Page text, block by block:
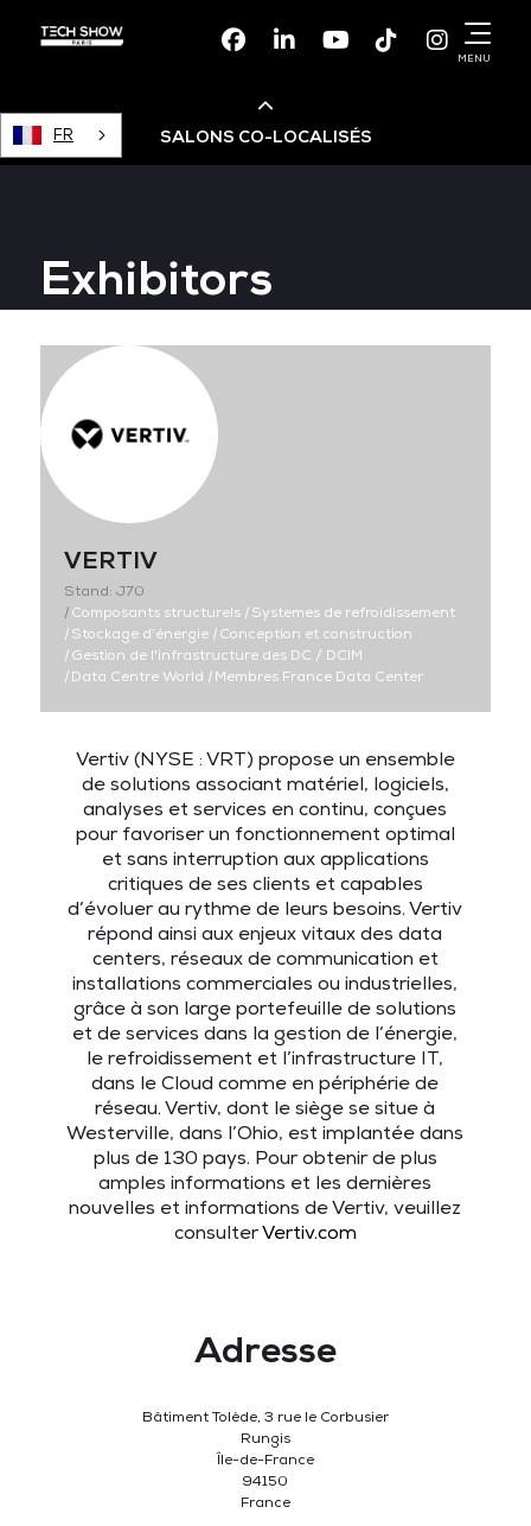
FacebookLinkedinYoutubeTikTok
MENU
FR SALONS CO-LOCALISÉS
Devops Live
Cloud & Cyber Security
Data & AI Leaders Summit
Data Centre World
Exhibitors
VERTIV
Stand: J70
|Composants structurels |Systemes de refroidissement
|Stockage d’énergie |Conception et construction
|Gestion de l'infrastructure des DC / DCIM
|Data Centre World |Membres France Data Center
Vertiv (NYSE : VRT) propose un ensemble
de solutions associant matériel, logiciels,
analyses et services en continu, conçues
pour favoriser un fonctionnement optimal
et sans interruption aux applications
critiques de ses clients et capables
d’évoluer au rythme de leurs besoins. Vertiv
répond ainsi aux enjeux vitaux des data
centers, réseaux de communication et
installations commerciales ou industrielles,
grâce à son large portefeuille de solutions
et de services dans la gestion de l’énergie,
le refroidissement et l’infrastructure IT,
dans le Cloud comme en périphérie de
réseau. Vertiv, dont le siège se situe à
Westerville, dans l’Ohio, est implantée dans
plus de 130 pays. Pour obtenir de plus
amples informations et les dernières
nouvelles et informations de Vertiv, veuillez
consulterVertiv.com
Adresse
Bâtiment Tolède, 3 rue le Corbusier
Rungis
Île-de-France
94150
France